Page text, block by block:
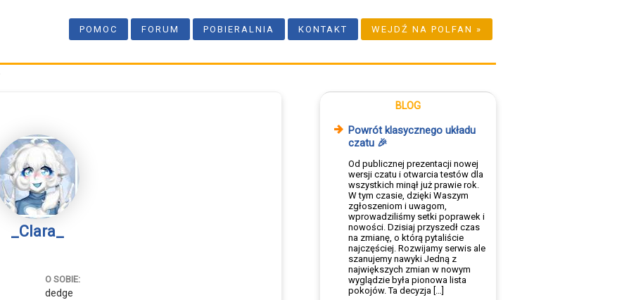
POMOC FORUM POBIERALNIA KONTAKT WEJDŹ NA POLFAN »
_Clara_
O SOBIE:
dedge
BLOG
Powrót klasycznego układu
czatu 🎉
Od publicznej prezentacji nowej
wersji czatu i otwarcia testów dla
wszystkich minął już prawie rok.
W tym czasie, dzięki Waszym
zgłoszeniom i uwagom,
wprowadziliśmy setki poprawek i
nowości. Dzisiaj przyszedł czas
na zmianę, o którą pytaliście
najczęściej. Rozwijamy serwis ale
szanujemy nawyki Jedną z
największych zmian w nowym
wyglądzie była pionowa lista
pokojów. Ta decyzja […]